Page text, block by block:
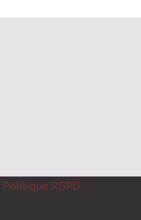
Politique RGPD